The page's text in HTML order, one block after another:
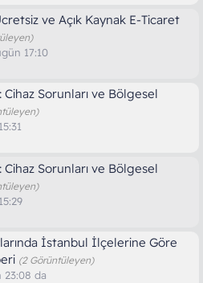
ve Açık Kaynak E-Ticaret
17:10
Sorunları ve Bölgesel
Sorunları ve Bölgesel
İstanbul İlçelerine Göre
(2 Görüntüleyen)
23:08 da